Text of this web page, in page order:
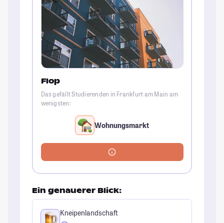
Flop
Das gefällt Studierenden in Frankfurt am Main am
wenigsten:
Wohnungsmarkt
Ein genauerer Blick:
Kneipenlandschaft